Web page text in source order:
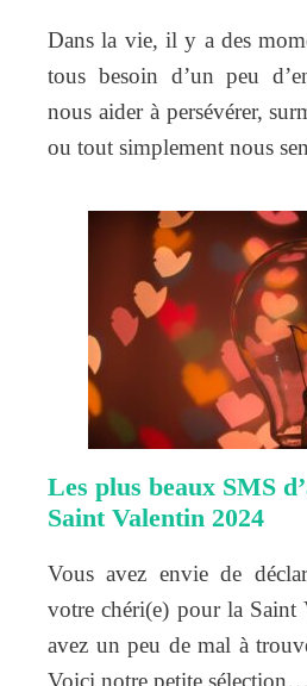
Dans la vie, il y a des
tous besoin d’un peu
nous aider à persévérer,
ou tout simplement nous
Les plus beaux SMS
Saint Valentin 2024
Vous avez envie de
votre chéri(e) pour la Saint
avez un peu de mal à
Voici notre petite sélection…